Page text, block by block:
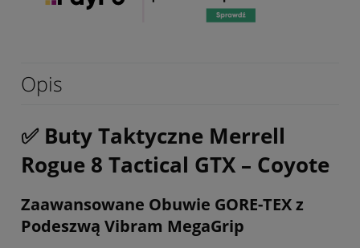
Opis
✅ Buty Taktyczne Merrell
Rogue 8 Tactical GTX – Coyote
Zaawansowane Obuwie GORE-TEX z
Podeszwą Vibram MegaGrip